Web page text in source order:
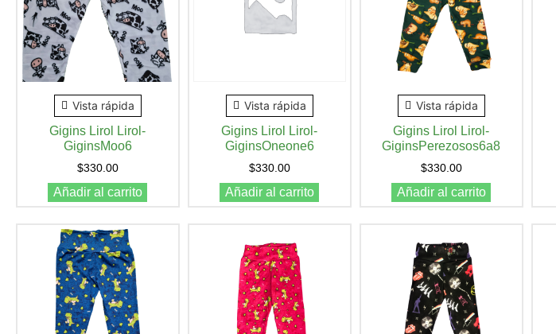
Vista rápida
Gigins Lirol Lirol-
GiginsMoo6
$330.00
Añadir al carrito
Vista rápida
Gigins Lirol Lirol-
GiginsOneone6
$330.00
Añadir al carrito
Vista rápida
Gigins Lirol Lirol-
GiginsPerezosos6a8
$330.00
Añadir al carrito